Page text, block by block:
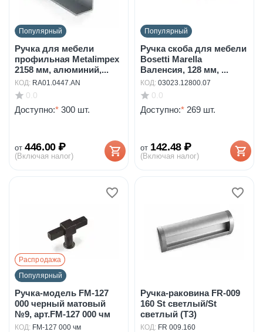
Популярный
Ручка для мебели
профильная Metalimpex
2158 мм, алюминий,...
КОД: RA01.0447.AN
0.0
Доступно:* 300 шт.
от 446.00 ₽
(Включая налог)
Популярный
Ручка скоба для мебели
Bosetti Marella
Валенсия, 128 мм, ...
КОД: 03023.12800.07
0.0
Доступно:* 269 шт.
от 142.48 ₽
(Включая налог)
Распродажа
Популярный
Ручка-модель FM-127
000 черный матовый
№9, арт.FM-127 000 чм
КОД: FM-127 000 чм
Ручка-раковина FR-009
160 St светлый/St
светлый (ТЗ)
КОД: FR 009.160